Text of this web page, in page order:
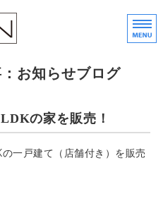
株
お知らせブログ
の家を販売！
一戸建て（店舗付き）を販売